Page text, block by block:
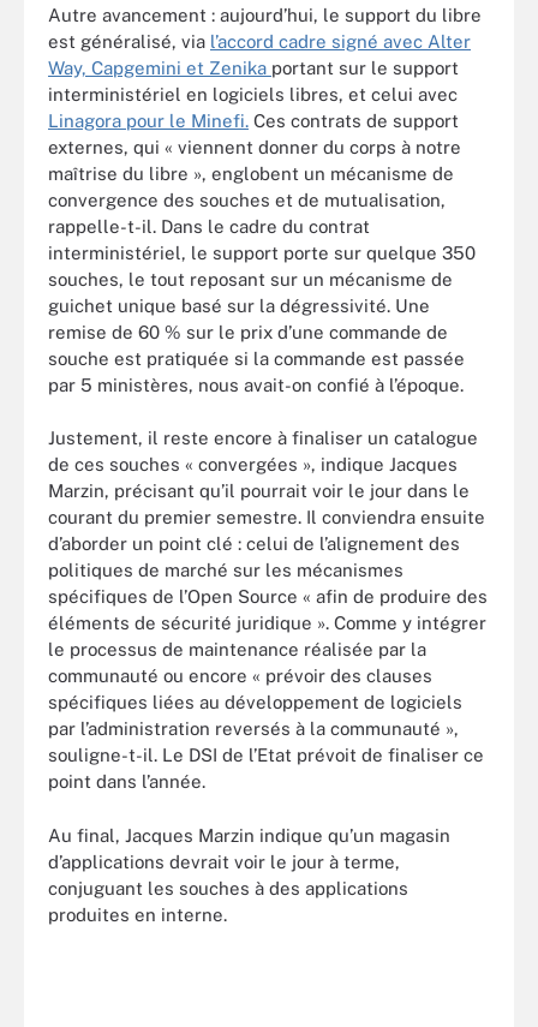
Autre avancement : aujourd’hui, le support du libre
est généralisé, via l’accord cadre signé avec Alter
Way, Capgemini et Zenika portant sur le support
interministériel en logiciels libres, et celui avec
Linagora pour le Minefi. Ces contrats de support
externes, qui « viennent donner du corps à notre
maîtrise du libre », englobent un mécanisme de
convergence des souches et de mutualisation,
rappelle-t-il. Dans le cadre du contrat
interministériel, le support porte sur quelque 350
souches, le tout reposant sur un mécanisme de
guichet unique basé sur la dégressivité. Une
remise de 60 % sur le prix d’une commande de
souche est pratiquée si la commande est passée
par 5 ministères, nous avait-on confié à l’époque.
Justement, il reste encore à finaliser un catalogue
de ces souches « convergées », indique Jacques
Marzin, précisant qu’il pourrait voir le jour dans le
courant du premier semestre. Il conviendra ensuite
d’aborder un point clé : celui de l’alignement des
politiques de marché sur les mécanismes
spécifiques de l’Open Source « afin de produire des
éléments de sécurité juridique ». Comme y intégrer
le processus de maintenance réalisée par la
communauté ou encore « prévoir des clauses
spécifiques liées au développement de logiciels
par l’administration reversés à la communauté »,
souligne-t-il. Le DSI de l’Etat prévoit de finaliser ce
point dans l’année.
Au final, Jacques Marzin indique qu’un magasin
d’applications devrait voir le jour à terme,
conjuguant les souches à des applications
produites en interne.